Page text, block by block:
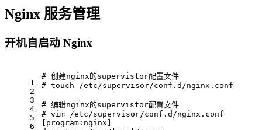
Nginx 服务管理
开机自启动 Nginx
1
2
3
4
5
6
# 创建nginx的supervistor配置文件
# touch /etc/supervisor/conf.d/nginx.conf
# 编辑nginx的supervistor配置文件
# vim /etc/supervisor/conf.d/nginx.conf
[program:nginx]